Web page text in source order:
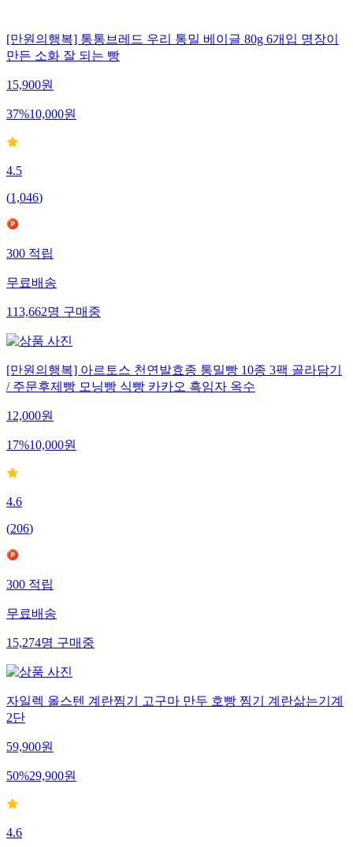
[만원의행복] 통통브레드 우리 통밀 베이글 80g 6개입 명장이
만든 소화 잘 되는 빵
15,900원
37%10,000원
4.5
(1,046)
300적립
무료배송
113,662명구매중
[만원의행복] 아르토스 천연발효종 통밀빵 10종 3팩 골라담기
/ 주문후제빵 모닝빵 식빵 카카오 흑임자 옥수
12,000원
17%10,000원
4.6
(206)
300적립
무료배송
15,274명구매중
자일렉 올스텐 계란찜기 고구마 만두 호빵 찜기 계란삶는기계
2단
59,900원
50%29,900원
4.6